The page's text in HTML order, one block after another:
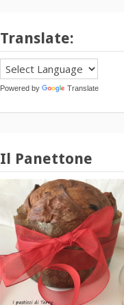
Translate:
Powered by Translate
Il Panettone